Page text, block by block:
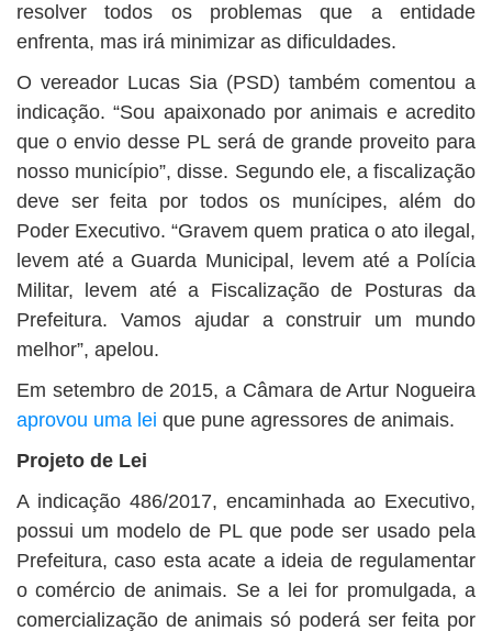
resolver todos os problemas que a entidade
enfrenta, mas irá minimizar as dificuldades.
O vereador Lucas Sia (PSD) também comentou a
indicação. “Sou apaixonado por animais e acredito
que o envio desse PL será de grande proveito para
nosso município”, disse. Segundo ele, a fiscalização
deve ser feita por todos os munícipes, além do
Poder Executivo. “Gravem quem pratica o ato ilegal,
levem até a Guarda Municipal, levem até a Polícia
Militar, levem até a Fiscalização de Posturas da
Prefeitura. Vamos ajudar a construir um mundo
melhor”, apelou.
Em setembro de 2015, a Câmara de Artur Nogueira
aprovou uma lei que pune agressores de animais.
Projeto de Lei
A indicação 486/2017, encaminhada ao Executivo,
possui um modelo de PL que pode ser usado pela
Prefeitura, caso esta acate a ideia de regulamentar
o comércio de animais. Se a lei for promulgada, a
comercialização de animais só poderá ser feita por